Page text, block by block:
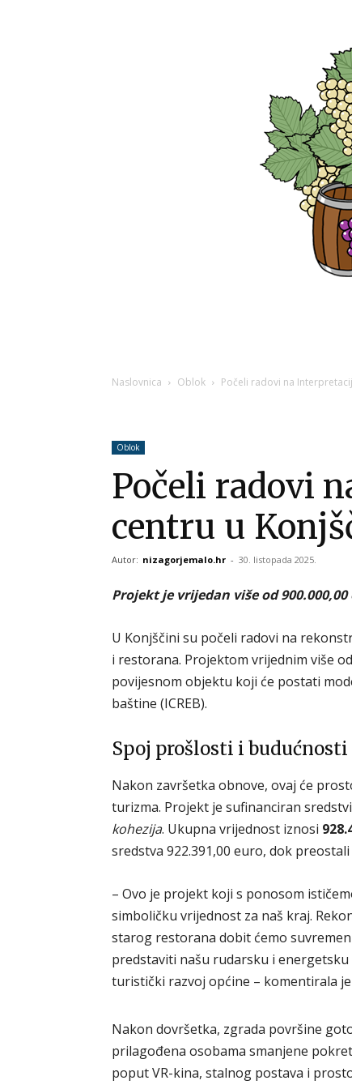
Naslovnica Oblok Počeli radovi na
Oblok
Počeli radovi
centru u
Autor: nizagorjemalo.hr - 30. listopada 2025.
Projekt je vrijedan više od
U Konjščini su počeli radovi na
i restorana. Projektom vrijednim više
povijesnom objektu koji će postati
baštine (ICREB).
Spoj prošlosti i budućnosti
Nakon završetka obnove, ovaj će
turizma. Projekt je sufinanciran
kohezija. Ukupna vrijednost iznosi
sredstva 922.391,00 euro, dok
– Ovo je projekt koji s ponosom
simboličku vrijednost za naš kraj.
starog restorana dobit ćemo
predstaviti našu rudarsku i
turistički razvoj općine – komentirala
Nakon dovršetka, zgrada površine
prilagođena osobama smanjene
poput VR-kina, stalnog postava i